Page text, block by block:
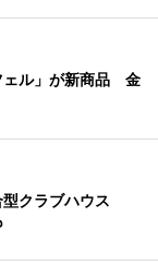
ェル」が新商品 金
クラブハウス